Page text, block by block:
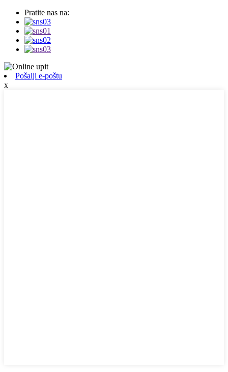
Pratite nas na:
Pošalji e-poštu
x